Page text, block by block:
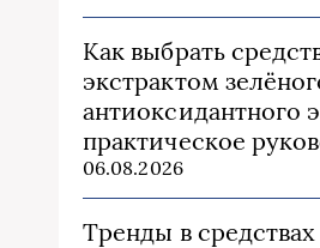
Как выбрать
экстрактом
антиоксидантного
практическое
06.08.2026
Тренды в